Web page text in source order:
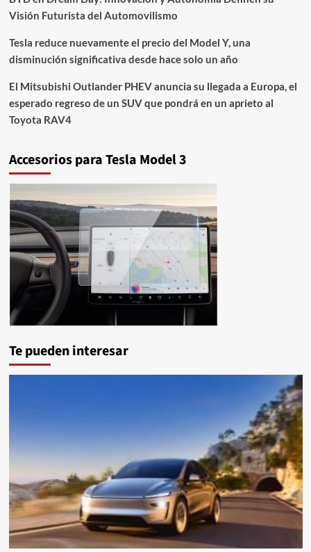
Visión Futurista del Automovilismo
Tesla reduce nuevamente el precio del Model Y, una
disminución significativa desde hace solo un año
El Mitsubishi Outlander PHEV anuncia su llegada a Europa, el
esperado regreso de un SUV que pondrá en un aprieto al
Toyota RAV4
Accesorios para Tesla Model 3
Te pueden interesar